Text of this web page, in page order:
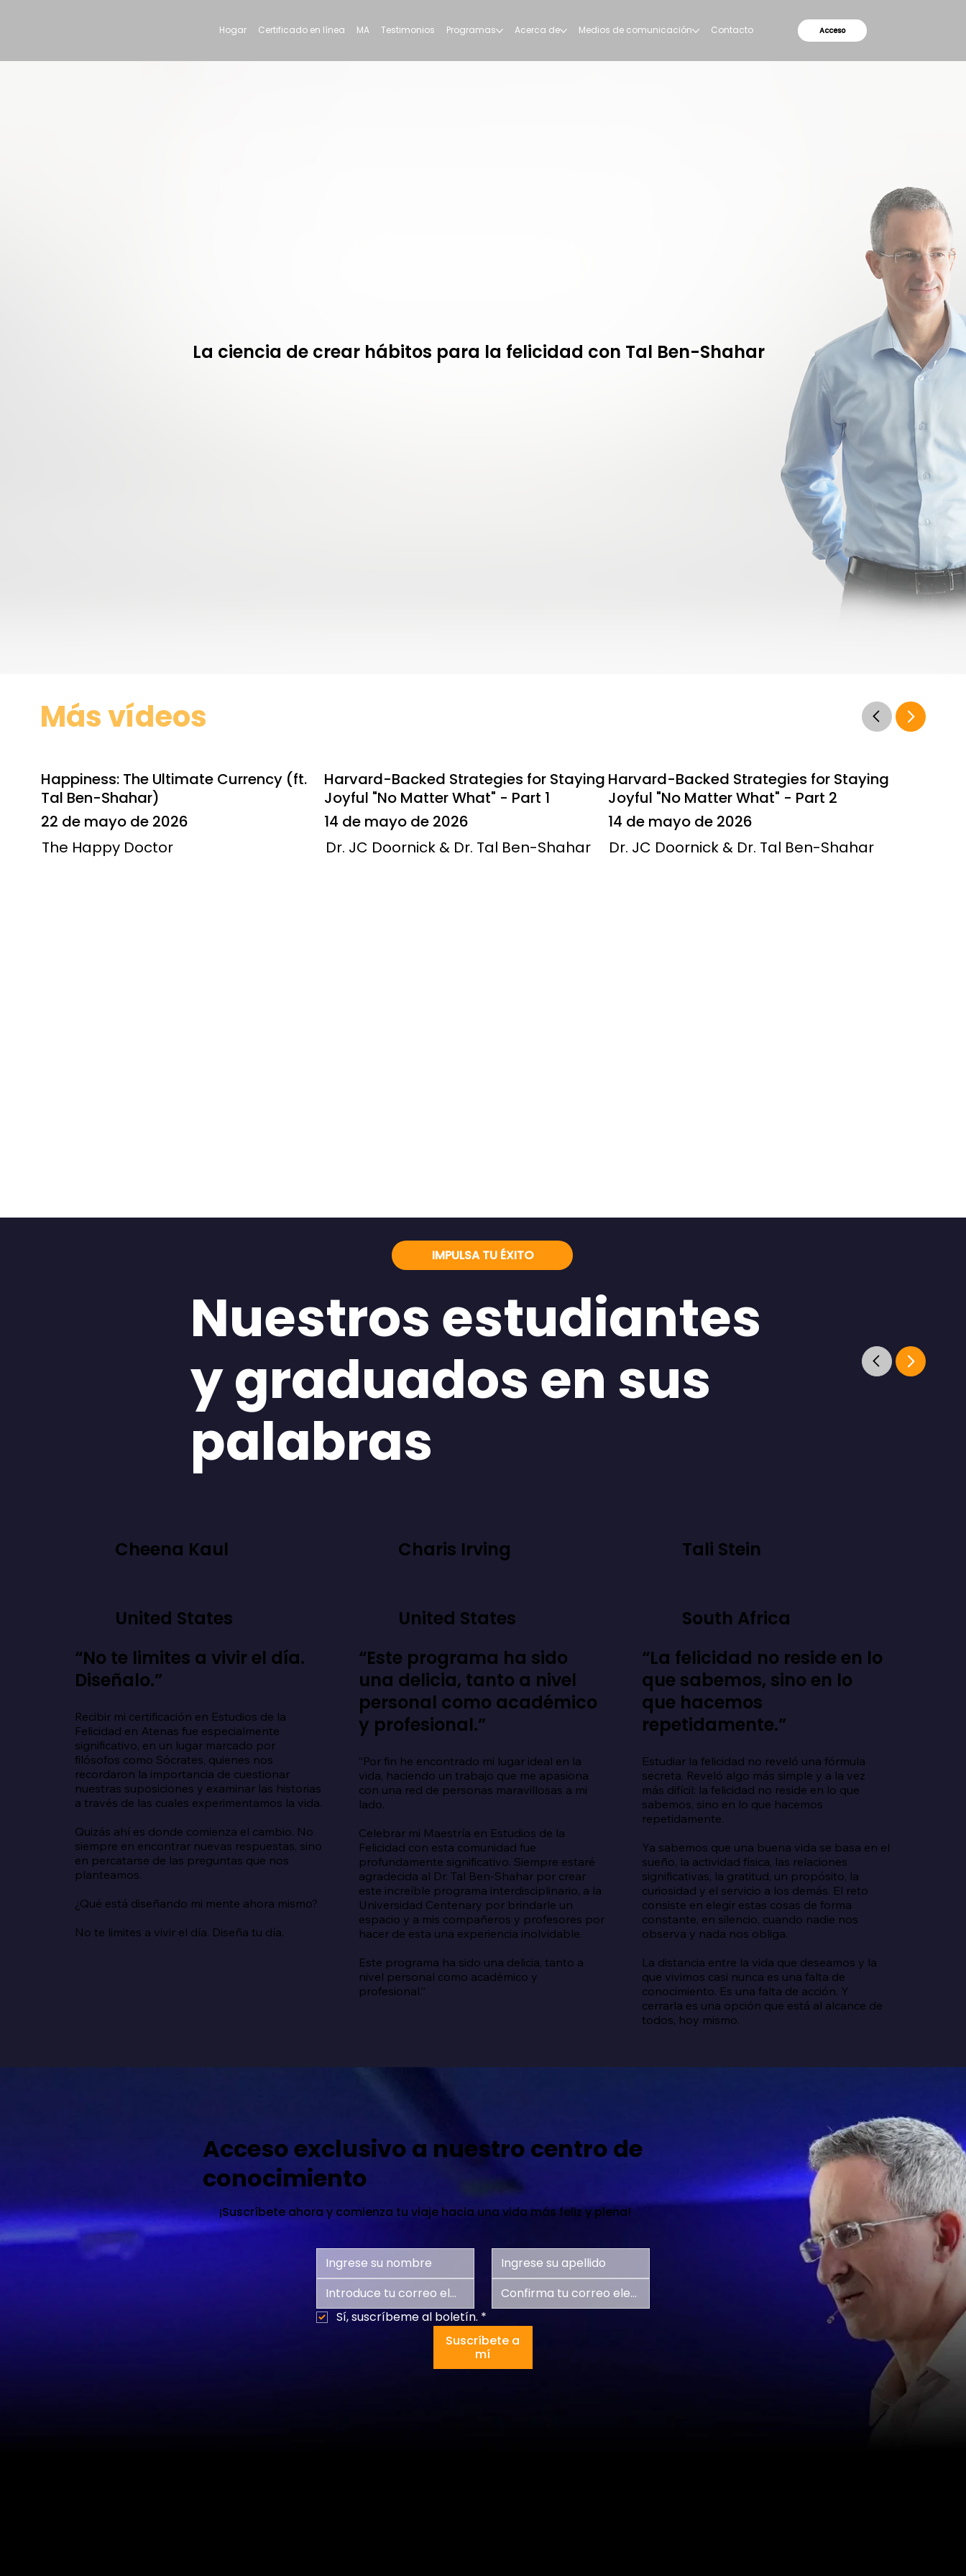
Hogar Certificado en línea MA Testimonios Programas Acerca de Medios de comunicación Contacto Antiguos alumnos
Acceso
La ciencia de crear hábitos para la felicidad con Tal Ben-Shahar
Más vídeos
Happiness: The Ultimate Currency (ft.
Tal Ben-Shahar)
22 de mayo de 2026
The Happy Doctor
Harvard-Backed Strategies for Staying
Joyful "No Matter What" - Part 1
14 de mayo de 2026
Dr. JC Doornick & Dr. Tal Ben-Shahar
Harvard-Backed Strategies for Staying
Joyful "No Matter What" - Part 2
14 de mayo de 2026
Dr. JC Doornick & Dr. Tal Ben-Shahar
IMPULSA TU ÉXITO
Nuestros estudiantes
y graduados en sus
palabras
Cheena Kaul
United States
“No te limites a vivir el día.
Diseñalo.”
Recibir mi certificación en Estudios de la
Felicidad en Atenas fue especialmente
significativo, en un lugar marcado por
filósofos como Sócrates, quienes nos
recordaron la importancia de cuestionar
nuestras suposiciones y examinar las historias
a través de las cuales experimentamos la vida.
Quizás ahí es donde comienza el cambio. No
siempre en encontrar nuevas respuestas, sino
en percatarse de las preguntas que nos
planteamos.
¿Qué está diseñando mi mente ahora mismo?
No te limites a vivir el día. Diseña tu día.
Charis Irving
United States
“Este programa ha sido
una delicia, tanto a nivel
personal como académico
y profesional.”
“Por fin he encontrado mi lugar ideal en la
vida, haciendo un trabajo que me apasiona
con una red de personas maravillosas a mi
lado.
Celebrar mi Maestría en Estudios de la
Felicidad con esta comunidad fue
profundamente significativo. Siempre estaré
agradecida al Dr. Tal Ben-Shahar por crear
este increíble programa interdisciplinario, a la
Universidad Centenary por brindarle un
espacio y a mis compañeros y profesores por
hacer de esta una experiencia inolvidable.
Este programa ha sido una delicia, tanto a
nivel personal como académico y
profesional.”
Tali Stein
South Africa
“La felicidad no reside en lo
que sabemos, sino en lo
que hacemos
repetidamente.”
Estudiar la felicidad no reveló una fórmula
secreta. Reveló algo más simple y a la vez
más difícil: la felicidad no reside en lo que
sabemos, sino en lo que hacemos
repetidamente.
Ya sabemos que una buena vida se basa en el
sueño, la actividad física, las relaciones
significativas, la gratitud, un propósito, la
curiosidad y el servicio a los demás. El reto
consiste en elegir estas cosas de forma
constante, en silencio, cuando nadie nos
observa y nada nos obliga.
La distancia entre la vida que deseamos y la
que vivimos casi nunca es una falta de
conocimiento. Es una falta de acción. Y
cerrarla es una opción que está al alcance de
todos, hoy mismo.
Acceso exclusivo a nuestro centro de
conocimiento
¡Suscríbete ahora y comienza tu viaje hacia una vida más feliz y plena!
Sí, suscríbeme al boletín. *
Suscríbete a
mí